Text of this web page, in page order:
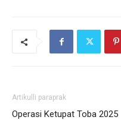
Artikulli paraprak
Operasi Ketupat Toba 2025